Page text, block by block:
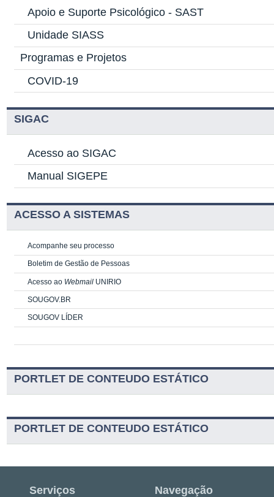
Apoio e Suporte Psicológico - SAST
Unidade SIASS
Programas e Projetos
COVID-19
SIGAC
Acesso ao SIGAC
Manual SIGEPE
ACESSO A SISTEMAS
Acompanhe seu processo
Boletim de Gestão de Pessoas
Acesso ao Webmail UNIRIO
SOUGOV.BR
SOUGOV LÍDER
PORTLET DE CONTEUDO ESTÁTICO
PORTLET DE CONTEUDO ESTÁTICO
Serviços Navegação